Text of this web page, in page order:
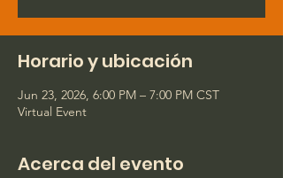
Horario y ubicación
Jun 23, 2026, 6:00 PM – 7:00 PM CST
Virtual Event
Acerca del evento